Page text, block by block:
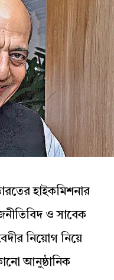
হাইকমিশনার
ও সাবেক
নিয়োগ নিয়ে
আনুষ্ঠানিক